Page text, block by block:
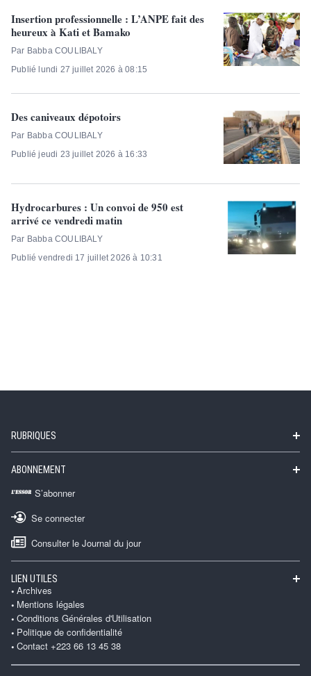
Insertion professionnelle : L’ANPE fait des
heureux à Kati et Bamako
Par Babba COULIBALY
Publié lundi 27 juillet 2026 à 08:15
Des caniveaux dépotoirs
Par Babba COULIBALY
Publié jeudi 23 juillet 2026 à 16:33
Hydrocarbures : Un convoi de 950 est
arrivé ce vendredi matin
Par Babba COULIBALY
Publié vendredi 17 juillet 2026 à 10:31
RUBRIQUES
ABONNEMENT
S’abonner
Se connecter
Consulter le Journal du jour
LIEN UTILES
Archives
Mentions légales
Conditions Générales d'Utilisation
Politique de confidentialité
Contact +223 66 13 45 38